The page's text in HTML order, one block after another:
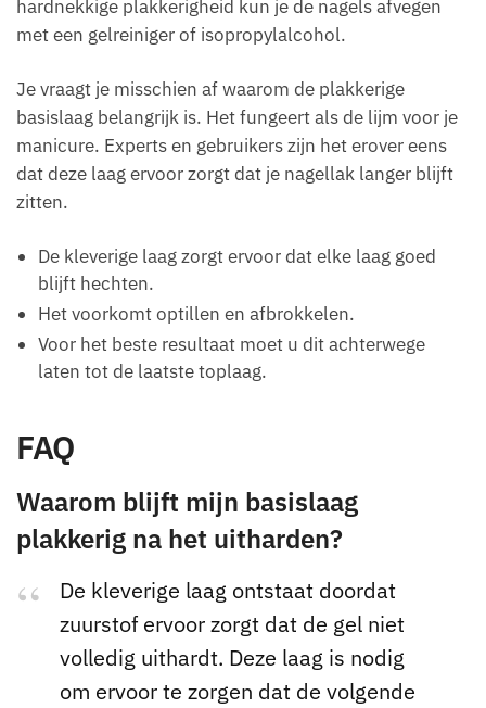
hardnekkige plakkerigheid kun je de nagels afvegen
met een gelreiniger of isopropylalcohol.
Je vraagt je misschien af waarom de plakkerige
basislaag belangrijk is. Het fungeert als de lijm voor je
manicure. Experts en gebruikers zijn het erover eens
dat deze laag ervoor zorgt dat je nagellak langer blijft
zitten.
De kleverige laag zorgt ervoor dat elke laag goed
blijft hechten.
Het voorkomt optillen en afbrokkelen.
Voor het beste resultaat moet u dit achterwege
laten tot de laatste toplaag.
FAQ
Waarom blijft mijn basislaag
plakkerig na het uitharden?
De kleverige laag ontstaat doordat
zuurstof ervoor zorgt dat de gel niet
volledig uithardt. Deze laag is nodig
om ervoor te zorgen dat de volgende